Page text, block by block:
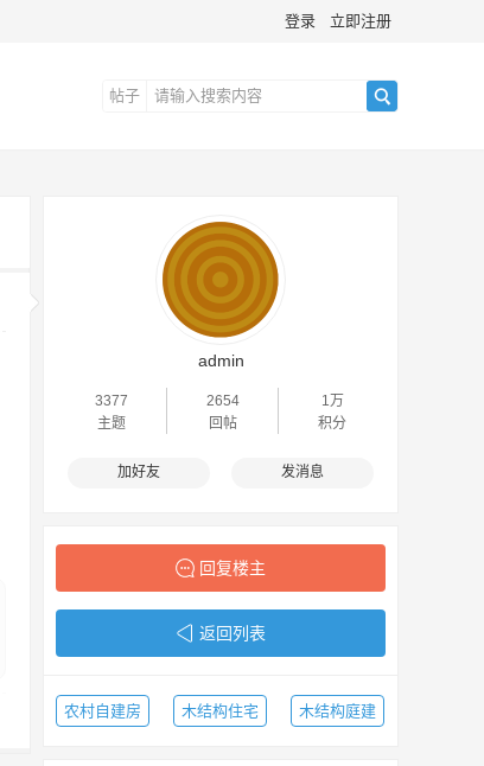
登录 立即注册
帖子
admin
3377
主题
2654
回帖
1万
积分
加好友 发消息
回复楼主
返回列表
农村自建房 木结构住宅 木结构庭建